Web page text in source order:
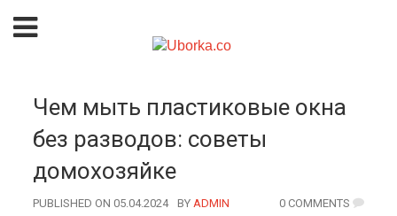
Чем мыть пластиковые окна
без разводов: советы
домохозяйке
PUBLISHED ON 05.04.2024 BY AUTHOR
ADMIN 0 COMMENTS